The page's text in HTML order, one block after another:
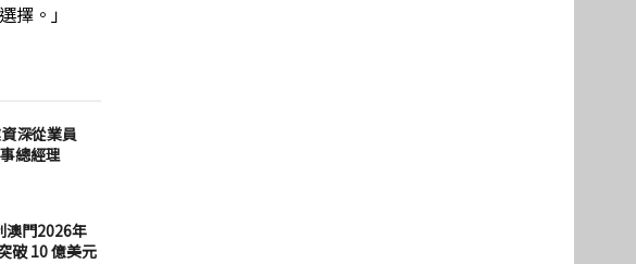
擇。」
深從業員
總經理
澳門2026年
破 10 億美元